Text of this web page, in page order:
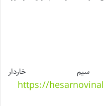
خاردار
https://